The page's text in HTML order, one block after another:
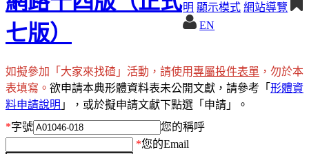
明 顯示模式 網站導覽
EN
如擬參加「大家來找碴」活動，請使用專屬投件表單 ，勿於本
表填寫。 欲申請本典形體資料表未公開文獻，請參考「 形體資
料申請說明 」，或於擬申請文獻下點選「申請」。
*字號
您的稱呼
*您的Email